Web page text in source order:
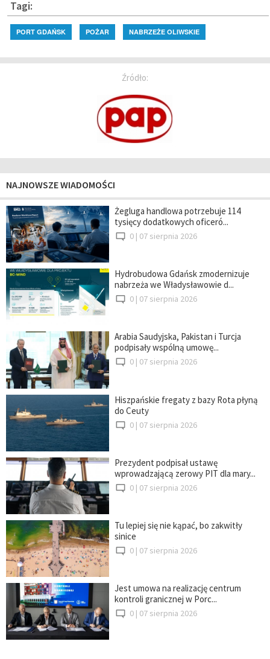
Tagi:
PORT GDAŃSK POŻAR NABRZEŻE OLIWSKIE
Źródło:
NAJNOWSZE WIADOMOŚCI
Żegluga handlowa potrzebuje 114
tysięcy dodatkowych oficeró...
0 | 07 sierpnia 2026
Hydrobudowa Gdańsk zmodernizuje
nabrzeża we Władysławowie d...
0 | 07 sierpnia 2026
Arabia Saudyjska, Pakistan i Turcja
podpisały wspólną umowę...
0 | 07 sierpnia 2026
Hiszpańskie fregaty z bazy Rota płyną
do Ceuty
0 | 07 sierpnia 2026
Prezydent podpisał ustawę
wprowadzającą zerowy PIT dla mary...
0 | 07 sierpnia 2026
Tu lepiej się nie kąpać, bo zakwitły
sinice
0 | 07 sierpnia 2026
Jest umowa na realizację centrum
kontroli granicznej w Porc...
0 | 07 sierpnia 2026